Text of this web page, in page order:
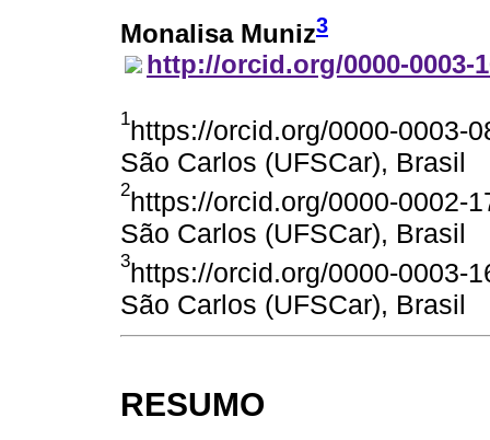
Monalisa Muniz3
http://orcid.org/0000-0003-
1https://orcid.org/0000-0003-
São Carlos (UFSCar), Brasil
2https://orcid.org/0000-0002-
São Carlos (UFSCar), Brasil
3https://orcid.org/0000-0003-
São Carlos (UFSCar), Brasil
RESUMO